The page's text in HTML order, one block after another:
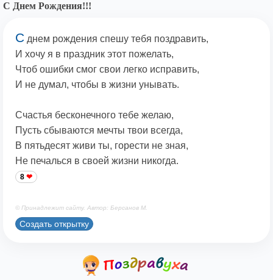
С Днем Рождения!!!
С днем рождения спешу тебя поздравить,
И хочу я в праздник этот пожелать,
Чтоб ошибки смог свои легко исправить,
И не думал, чтобы в жизни унывать.
Счастья бесконечного тебе желаю,
Пусть сбываются мечты твои всегда,
В пятьдесят живи ты, горести не зная,
Не печалься в своей жизни никогда.
8
© Принадлежит сайту. Автор: Берсанов М.
Создать открытку